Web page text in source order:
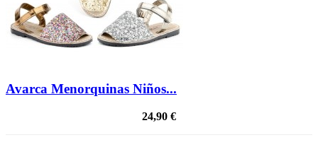
Avarca Menorquinas Niños...
24,90 €